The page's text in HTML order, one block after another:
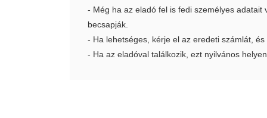
- Még ha az eladó fel is fedi személyes
becsapják.
- Ha lehetséges, kérje el az eredeti számlát,
- Ha az eladóval találkozik, ezt nyilvános